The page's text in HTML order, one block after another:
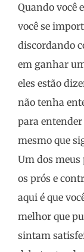
Quando você
você se
discordando
em ganhar
eles estão
não tenha
para entender
mesmo que
Um dos meus
os prós e
aqui é que
melhor que
sintam